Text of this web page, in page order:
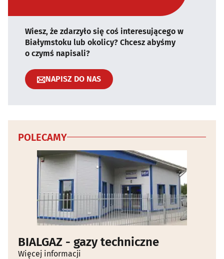
Wiesz, że zdarzyło się coś interesującego w
Białymstoku lub okolicy? Chcesz abyśmy
o czymś napisali?
NAPISZ DO NAS
POLECAMY
BIALGAZ - gazy techniczne
Więcej informacji